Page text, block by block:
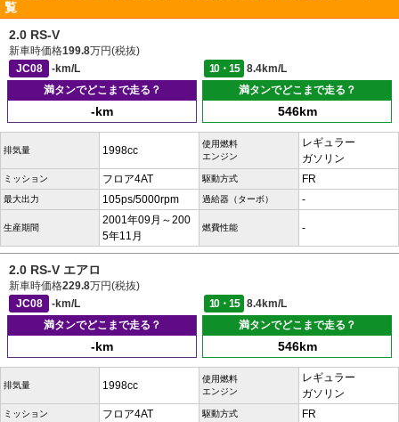
覧
2.0 RS-V
新車時価格199.8万円(税抜)
JC08
-km/L 10・15
8.4km/L
満タンでどこまで走る？
-km
満タンでどこまで走る？
546km
排気量 1998cc
使用燃料
エンジン
レギュラー
ガソリン
ミッション フロア4AT 駆動方式 FR
最大出力 105ps/5000rpm 過給器（ターボ） -
生産期間
2001年09月～200
5年11月
燃費性能 -
2.0 RS-V エアロ
新車時価格229.8万円(税抜)
JC08
-km/L 10・15
8.4km/L
満タンでどこまで走る？
-km
満タンでどこまで走る？
546km
排気量 1998cc
使用燃料
エンジン
レギュラー
ガソリン
ミッション フロア4AT 駆動方式 FR